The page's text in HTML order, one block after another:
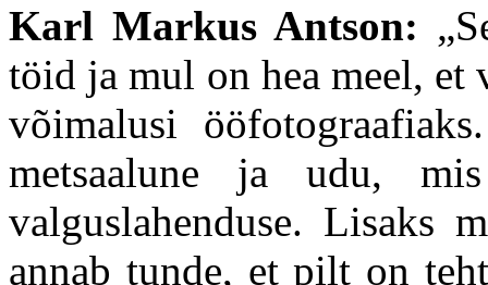
Karl Markus Antson: „
töid ja mul on hea meel, et
võimalusi
metsaalune ja udu,
valguslahenduse. Lisaks
annab tunde, et pilt on